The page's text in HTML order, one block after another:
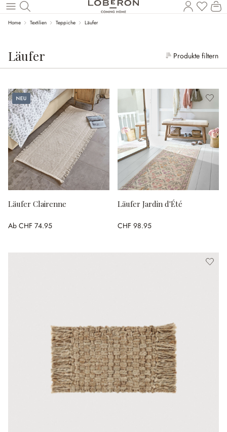
Zum Hauptinhalt springen
Home Textilien Teppiche Läufer
Läufer Produkte filtern
Neu
Läufer Clairenne
Ab CHF 74.95
Läufer Jardin d'Été
CHF 98.95